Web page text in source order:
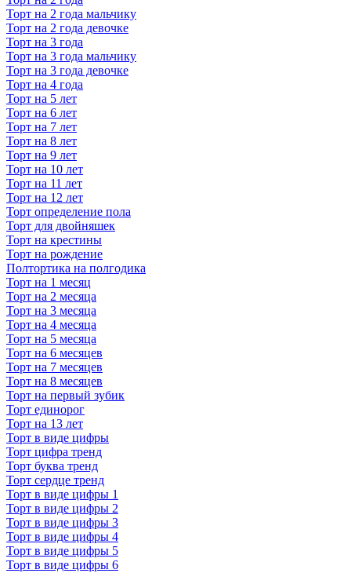
Торт на 2 года мальчику
Торт на 2 года девочке
Торт на 3 года
Торт на 3 года мальчику
Торт на 3 года девочке
Торт на 4 года
Торт на 5 лет
Торт на 6 лет
Торт на 7 лет
Торт на 8 лет
Торт на 9 лет
Торт на 10 лет
Торт на 11 лет
Торт на 12 лет
Торт определение пола
Торт для двойняшек
Торт на крестины
Торт на рождение
Полтортика на полгодика
Торт на 1 месяц
Торт на 2 месяца
Торт на 3 месяца
Торт на 4 месяца
Торт на 5 месяца
Торт на 6 месяцев
Торт на 7 месяцев
Торт на 8 месяцев
Торт на первый зубик
Торт единорог
Торт на 13 лет
Торт в виде цифры
Торт цифра тренд
Торт буква тренд
Торт сердце тренд
Торт в виде цифры 1
Торт в виде цифры 2
Торт в виде цифры 3
Торт в виде цифры 4
Торт в виде цифры 5
Торт в виде цифры 6